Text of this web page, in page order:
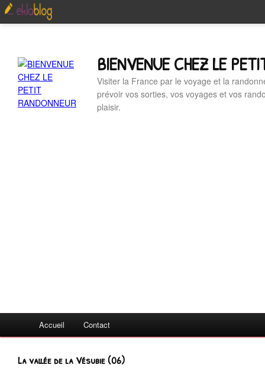
BIENVENUE CHEZ LE
Visiter la France par le voyage et la
prévoir vos sorties, vos voyages et vos
plaisir.
Accueil Contact
La vallée de la Vésubie (06)